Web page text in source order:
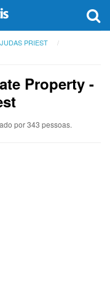
JUDAS PRIEST
Property -
por 343 pessoas.